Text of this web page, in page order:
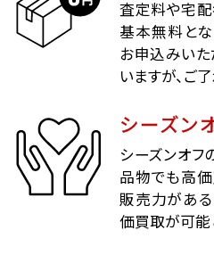
査定料や宅配
基本無料とな
お申込みいた
いますが、ご
シーズン
シーズンオ
品物でも高価
販売力がある
価買取が可能